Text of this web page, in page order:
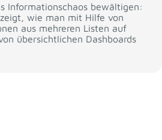
Informationschaos bewältigen:
wie man mit Hilfe von
aus mehreren Listen auf
übersichtlichen Dashboards